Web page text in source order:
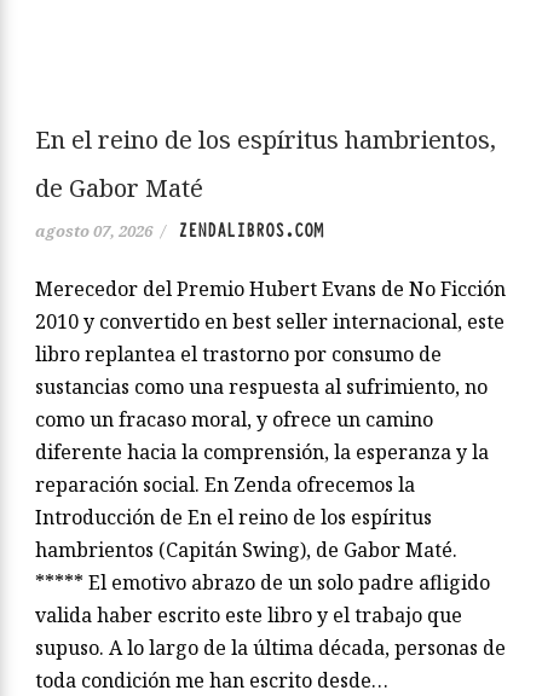
En el reino de los espíritus hambrientos,
de Gabor Maté
agosto 07, 2026 / ZENDALIBROS.COM
Merecedor del Premio Hubert Evans de No Ficción
2010 y convertido en best seller internacional, este
libro replantea el trastorno por consumo de
sustancias como una respuesta al sufrimiento, no
como un fracaso moral, y ofrece un camino
diferente hacia la comprensión, la esperanza y la
reparación social. En Zenda ofrecemos la
Introducción de En el reino de los espíritus
hambrientos (Capitán Swing), de Gabor Maté.
***** El emotivo abrazo de un solo padre afligido
valida haber escrito este libro y el trabajo que
supuso. A lo largo de la última década, personas de
toda condición me han escrito desde…